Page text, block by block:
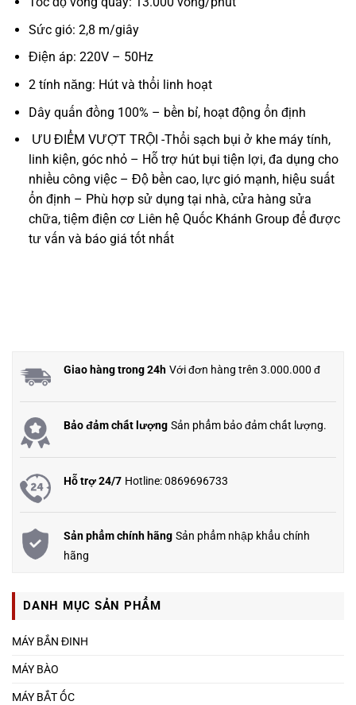
Sức gió: 2,8 m/giây
Điện áp: 220V – 50Hz
2 tính năng: Hút và thổi linh hoạt
Dây quấn đồng 100% – bền bỉ, hoạt động ổn định
ƯU ĐIỂM VƯỢT TRỘI -Thổi sạch bụi ở khe máy tính,
linh kiện, góc nhỏ – Hỗ trợ hút bụi tiện lợi, đa dụng cho
nhiều công việc – Độ bền cao, lực gió mạnh, hiệu suất
ổn định – Phù hợp sử dụng tại nhà, cửa hàng sửa
chữa, tiệm điện cơ Liên hệ Quốc Khánh Group để được
tư vấn và báo giá tốt nhất
Giao hàng trong 24h Với đơn hàng trên 3.000.000 đ
Bảo đảm chất lượng Sản phẩm bảo đảm chất lượng.
Hỗ trợ 24/7 Hotline: 0869696733
Sản phẩm chính hãng Sản phẩm nhập khẩu chính
hãng
DANH MỤC SẢN PHẨM
MÁY BẮN ĐINH
MÁY BÀO
MÁY BẮT ỐC